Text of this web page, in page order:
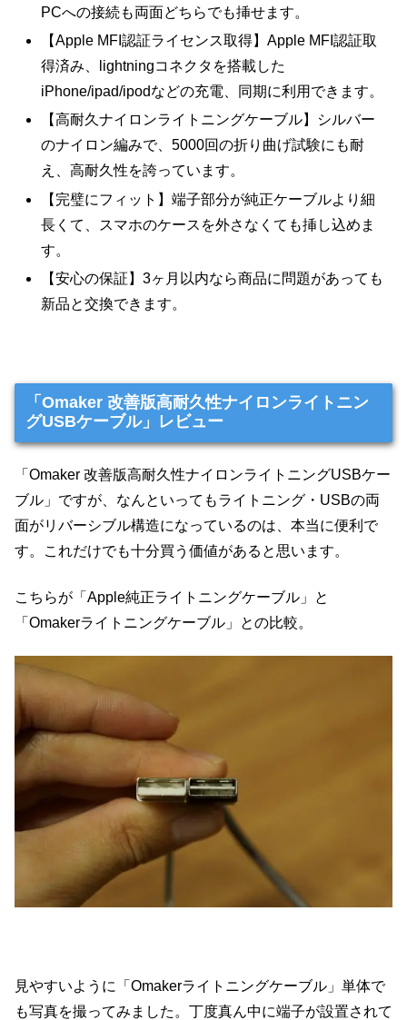
PCへの接続も両面どちらでも挿せます。
【Apple MFI認証ライセンス取得】Apple MFI認証取
得済み、lightningコネクタを搭載した
iPhone/ipad/ipodなどの充電、同期に利用できます。
【高耐久ナイロンライトニングケーブル】シルバー
のナイロン編みで、5000回の折り曲げ試験にも耐
え、高耐久性を誇っています。
【完璧にフィット】端子部分が純正ケーブルより細
長くて、スマホのケースを外さなくても挿し込めま
す。
【安心の保証】3ヶ月以内なら商品に問題があっても
新品と交換できます。
「Omaker 改善版高耐久性ナイロンライトニン
グUSBケーブル」レビュー
「Omaker 改善版高耐久性ナイロンライトニングUSBケー
ブル」ですが、なんといってもライトニング・USBの両
面がリバーシブル構造になっているのは、本当に便利で
す。これだけでも十分買う価値があると思います。
こちらが「Apple純正ライトニングケーブル」と
「Omakerライトニングケーブル」との比較。
見やすいように「Omakerライトニングケーブル」単体で
も写真を撮ってみました。丁度真ん中に端子が設置されて